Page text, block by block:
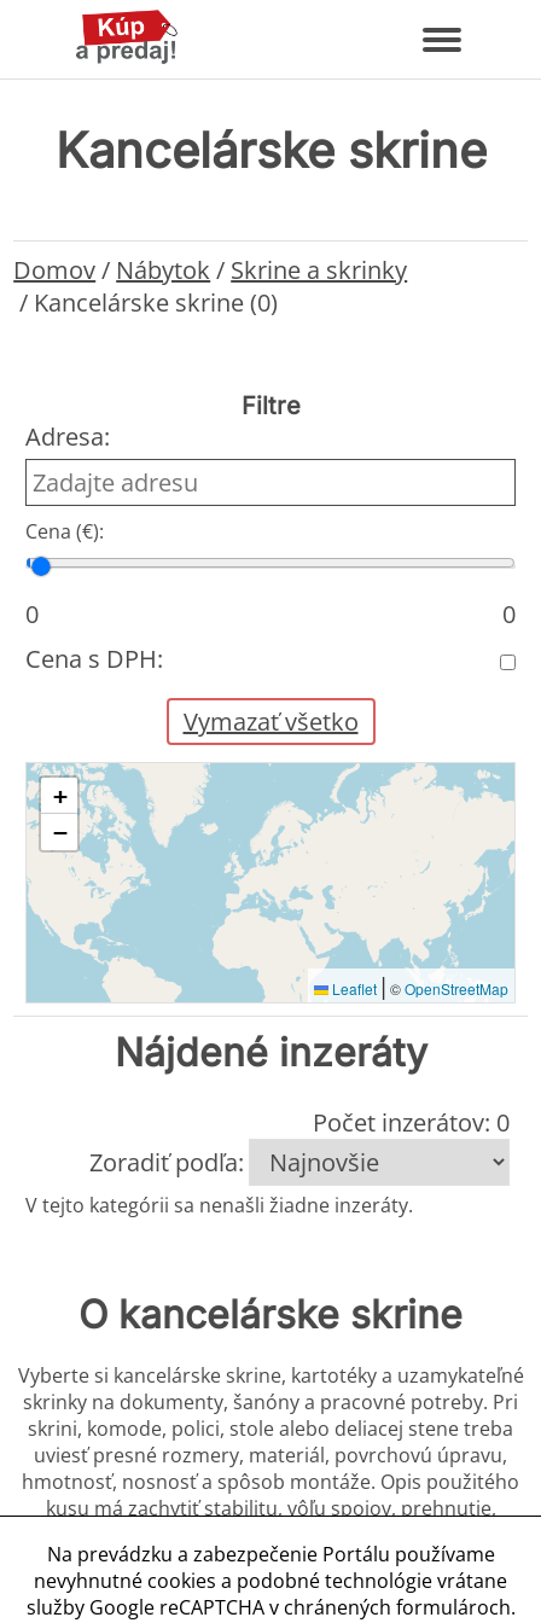
Kancelárske skrine
Domov/ Nábytok / Skrine a skrinky
/ Kancelárske skrine (0)
Filtre
Adresa:
Cena (€):
Cena od
Cena do
0
0
Cena s DPH:
Vymazať všetko
+
−
Leaflet | ©OpenStreetMap
Nájdené inzeráty
Počet inzerátov: 0
Zoradiť podľa:
V tejto kategórii sa nenašli žiadne inzeráty.
O kancelárske skrine
Vyberte si kancelárske skrine, kartotéky a uzamykateľné
skrinky na dokumenty, šanóny a pracovné potreby. Pri
skrini, komode, polici, stole alebo deliacej stene treba
uviesť presné rozmery, materiál, povrchovú úpravu,
hmotnosť, nosnosť a spôsob montáže. Opis použitého
kusu má zachytiť stabilitu, vôľu spojov, prehnutie,
chýbajúce diely. Predávajúci má uviesť počet políc, nôh,
panelov a spojovacích prvkov a vysvetliť, či je potrebné
kotvenie do steny alebo podlahy.
Na prevádzku a zabezpečenie Portálu používame
nevyhnutné cookies a podobné technológie vrátane
služby Google reCAPTCHA v chránených formulároch.